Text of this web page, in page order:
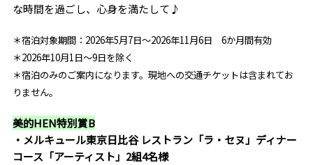
な時間を過ごし、心身を満たして♪
＊宿泊対象期間：2026年5月7日〜2026年11月6日 6か月間有効
＊2026年10月1日～9日を除く
＊宿泊のみのご案内になります。現地への交通チケットは含まれてお
りません。
美的HEN特別賞B
・メルキュール東京日比谷 レストラン「ラ・セヌ」ディナー
コース「アーティスト」2組4名様